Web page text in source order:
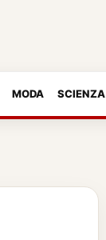
MODA SCIENZA